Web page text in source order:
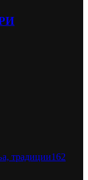
традиции162